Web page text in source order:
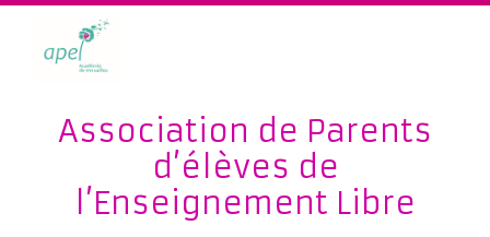
Association de Parents
d’élèves de
l’Enseignement Libre